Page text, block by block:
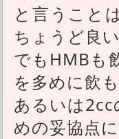
と言うこと
ちょうど良
でもHMBも
を多めに飲
あるいは
めの妥協点に